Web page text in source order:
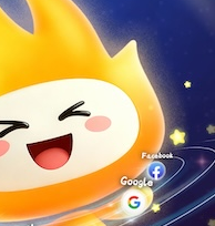
反对[0]